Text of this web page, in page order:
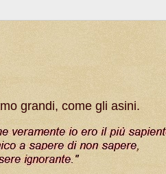
grandi, come gli asini.